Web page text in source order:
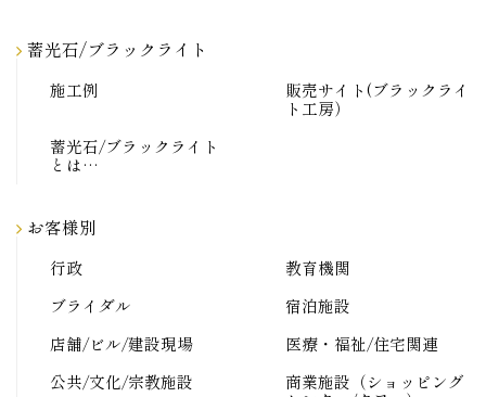
蓄光石/ブラックライト
施工例
販売サイト(ブラックライ
ト工房）
蓄光石/ブラックライト
とは…
お客様別
行政
教育機関
ブライダル
宿泊施設
店舗/ビル/建設現場
医療・福祉/住宅関連
公共/文化/宗教施設
商業施設（ショッピング